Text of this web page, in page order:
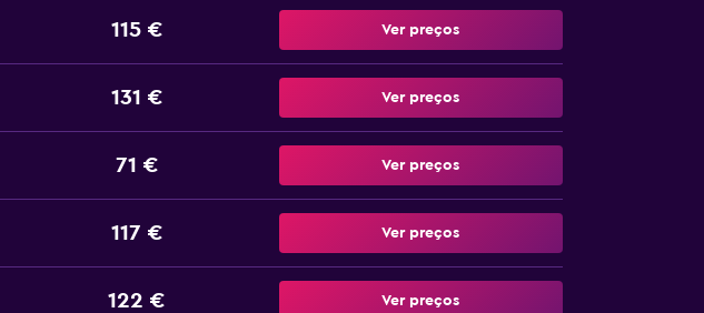
115 € Ver preços
131 € Ver preços
71 € Ver preços
117 € Ver preços
122 € Ver preços